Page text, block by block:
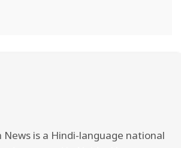
is a Hindi-language national